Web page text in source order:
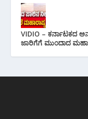
VIDIO – ಕರ್ನಾಟಕದ
ಜಾರಿಗೆಗೆ ಮುಂದಾದ